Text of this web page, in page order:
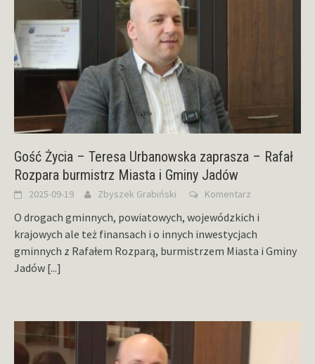
Gość Życia – Teresa Urbanowska zaprasza – Rafał
Rozpara burmistrz Miasta i Gminy Jadów
2025-09-19 Zbyszek Grabiński Komentarz
O drogach gminnych, powiatowych, wojewódzkich i
krajowych ale też finansach i o innych inwestycjach
gminnych z Rafałem Rozparą, burmistrzem Miasta i Gminy
Jadów [...]